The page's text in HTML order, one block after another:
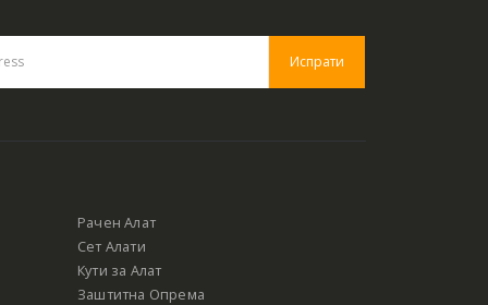
Рачен Алат
Сет Алати
Кути за Алат
Заштитна Опрема